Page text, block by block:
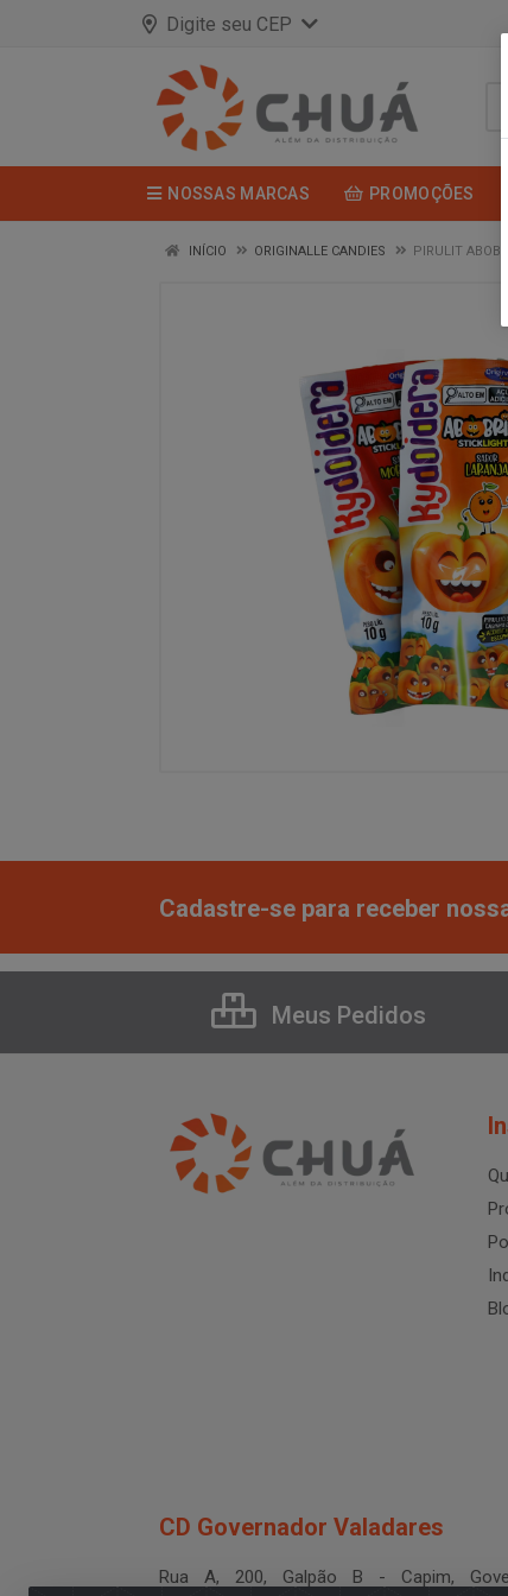
Digite seu CEP
NOSSAS MARCAS PROMOÇÕES
INÍCIO ORIGINALLE CANDIES PIRULIT
Cadastre-se para receber
Meus Pedidos
CD Governador Valadares
Rua A, 200, Galpão B - Capim,